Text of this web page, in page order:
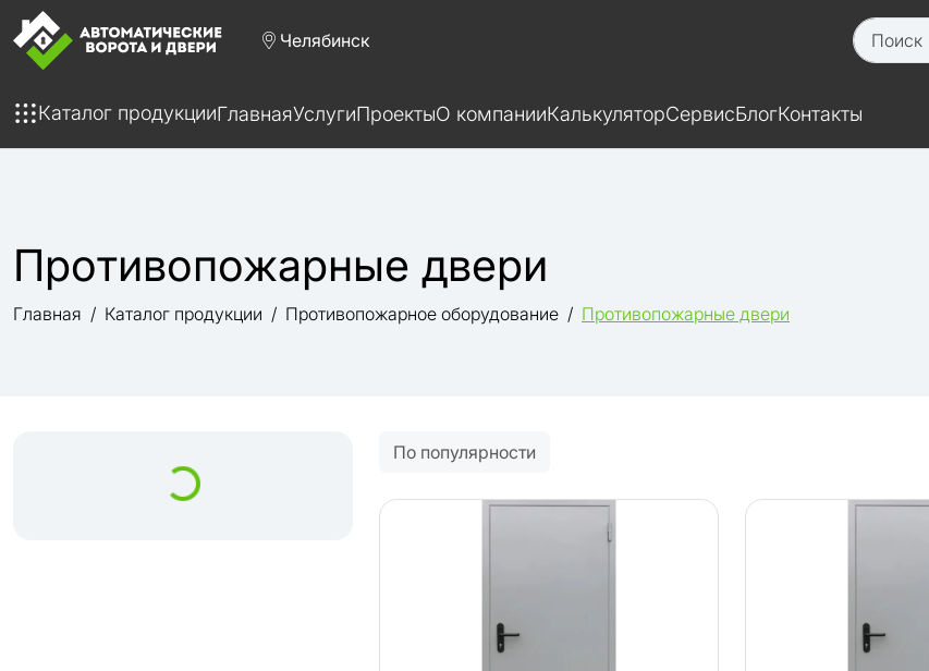
Челябинск
Каталог продукцииГлавнаяУслугиПроектыО компанииКалькуляторСервисБлогКонтакты
Противопожарные двери
Главная Каталог продукции Противопожарное оборудование Противопожарные двери
По популярности